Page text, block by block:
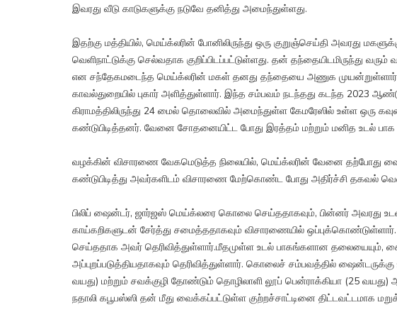
இவரது வீடு காடுகளுக்கு நடுவே தனித்து அமைந்துள்ளது.
இதற்கு மத்தியில், மெய்க்லரின் போனிலிருந்து ஒரு குறுஞ்செய்தி அவரது
வெளிநாட்டுக்கு செல்வதாக குறிப்பிடப்பட்டுள்ளது. தன் தந்தையிடமிருந்து
என சந்தேகமடைந்த மெய்க்லரின் மகள் தனது தந்தையை அணுக
காவல்துறையில் புகார் அளித்துள்ளார். இந்த சம்பவம் நடந்தது கடந்த 2023
கிராமத்திலிருந்து 24 மைல் தொலைவில் அமைந்துள்ள கேமரேஸில் உள்ள ஒரு
கண்டுபிடித்தனர். வேனை சோதனையிட்ட போது இரத்தம் மற்றும் மனித உடல்
வழக்கின் விசாரணை வேகமெடுத்த நிலையில், மெய்க்லரின் வேனை தற்போது
கண்டுபிடித்து அவர்களிடம் விசாரணை மேற்கொண்ட போது அதிர்ச்சி தகவல்
பிலிப் ஷைன்டர், ஜார்ஜஸ் மெய்க்லரை கொலை செய்ததாகவும், பின்னர் அவரது
காய்கறிகளுடன் சேர்த்து சமைத்ததாகவும் விசாரணையில்
செய்ததாக அவர் தெரிவித்துள்ளார்.மீதமுள்ள உடல் பாகங்களான தலையையும்,
அப்புறப்படுத்தியதாகவும் தெரிவித்துள்ளார். கொலைச் சம்பவத்தில்
வயது) மற்றும் சவக்குழி தோண்டும் தொழிலாளி லூப் பென்ராக்கியா (25 வயது)
நதாலி கபூபஸ்ஸி தன் மீது வைக்கப்பட்டுள்ள குற்றச்சாட்டினை திட்டவட்டமாக